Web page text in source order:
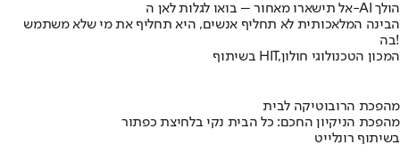
אל תישארו מאחור – בואו לגלות לאן ה-AI הולך
הבינה המלאכותית לא תחליף אנשים, היא תחליף את מי שלא משתמש
בה!
בשיתוף HIT,המכון הטכנולוגי חולון
מהפכת הרובוטיקה לבית
מהפכת הניקיון החכם: כל הבית נקי בלחיצת כפתור
בשיתוף רונלייט